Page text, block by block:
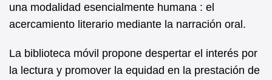
una modalidad esencialmente humana : el
acercamiento literario mediante la narración oral.
La biblioteca móvil propone despertar el interés por
la lectura y promover la equidad en la prestación de